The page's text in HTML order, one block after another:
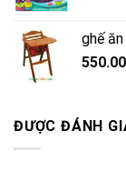
ghế
ĐƯỢC ĐÁNH